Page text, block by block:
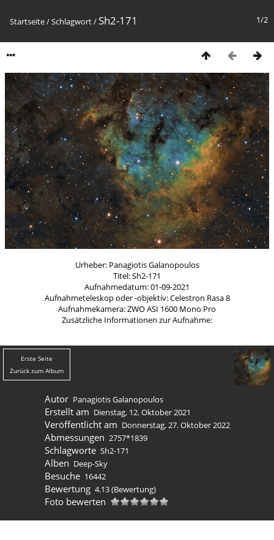
1/2
Startseite/Schlagwort/ Sh2-171
Urheber: Panagiotis Galanopoulos
Titel: Sh2-171
Aufnahmedatum: 01-09-2021
Aufnahmeteleskop oder -objektiv: Celestron Rasa 8
Aufnahmekamera: ZWO ASI 1600 Mono Pro
Zusätzliche Informationen zur Aufnahme:
Erste Seite
Zurück zum Album
Autor Panagiotis Galanopoulos
Erstellt am Dienstag, 12. Oktober 2021
Veröffentlicht am Donnerstag, 27. Oktober 2022
Abmessungen 2757*1839
Schlagworte Sh2-171
Alben Deep-Sky
Besuche 16442
Bewertung 4.13(Bewertung)
Foto bewerten